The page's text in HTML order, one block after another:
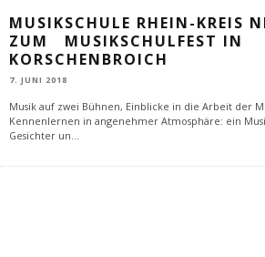
MUSIKSCHULE RHEIN-KREIS
ZUM MUSIKSCHULFEST IN
KORSCHENBROICH
7. JUNI 2018
Musik auf zwei Bühnen, Einblicke in die Arbeit der
Kennenlernen in angenehmer Atmosphäre: ein
Gesichter un